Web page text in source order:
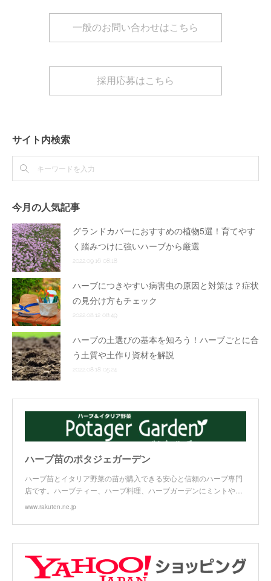
一般のお問い合わせはこちら
採用応募はこちら
サイト内検索
今月の人気記事
グランドカバーにおすすめの植物5選！育てやす
く踏みつけに強いハーブから厳選
2022.09.16 08:18
ハーブにつきやすい病害虫の原因と対策は？症状
の見分け方もチェック
2022.08.12 08:49
ハーブの土選びの基本を知ろう！ハーブごとに合
う土質や土作り資材を解説
2022.08.18 05:24
ハーブ苗のポタジェガーデン
ハーブ苗とイタリア野菜の苗が購入できる安心と信頼のハーブ専門
店です。ハーブティー、ハーブ料理、ハーブガーデンにミントや…
www.rakuten.ne.jp